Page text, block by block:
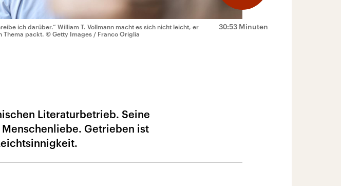
30:53 Minuten
ich darüber.“ William T. Vollmann macht es sich nicht leicht, er
Thema packt. © Getty Images / Franco Origlia
Literaturbetrieb. Seine
Getrieben ist